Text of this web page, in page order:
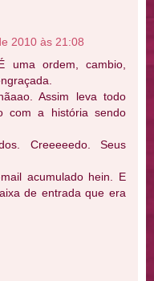
2010 às 21:08
uma ordem, cambio,
Assim leva todo
com a história sendo
Creeeeedo. Seus
acumulado hein. E
de entrada que era